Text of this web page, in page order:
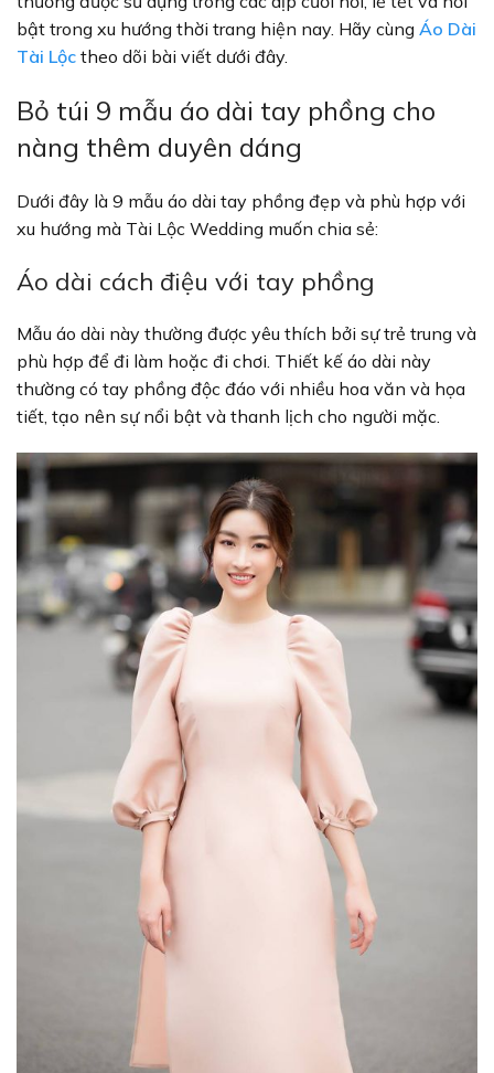
bật trong xu hướng thời trang hiện nay. Hãy cùng Áo Dài
Tài Lộc theo dõi bài viết dưới đây.
Bỏ túi 9 mẫu áo dài tay phồng cho
nàng thêm duyên dáng
Dưới đây là 9 mẫu áo dài tay phồng đẹp và phù hợp với
xu hướng mà Tài Lộc Wedding muốn chia sẻ:
Áo dài cách điệu với tay phồng
Mẫu áo dài này thường được yêu thích bởi sự trẻ trung và
phù hợp để đi làm hoặc đi chơi. Thiết kế áo dài này
thường có tay phồng độc đáo với nhiều hoa văn và họa
tiết, tạo nên sự nổi bật và thanh lịch cho người mặc.